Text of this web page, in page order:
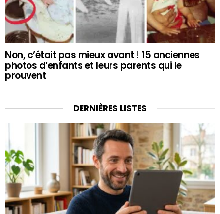
Non, c’était pas mieux avant ! 15 anciennes
photos d’enfants et leurs parents qui le
prouvent
DERNIÈRES LISTES